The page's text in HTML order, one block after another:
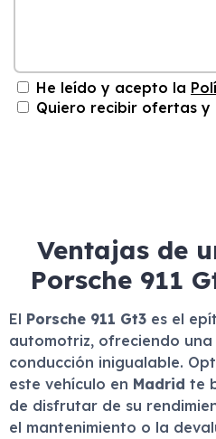
He leído y acepto la
Quiero recibir ofertas y
Ventajas de
Porsche 911
El Porsche 911 Gt3 es el
automotriz, ofreciendo
conducción inigualable.
este vehículo en Madrid te
de disfrutar de su
el mantenimiento o la